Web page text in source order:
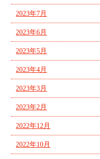
2023年7月
2023年6月
2023年5月
2023年4月
2023年3月
2023年2月
2022年12月
2022年10月